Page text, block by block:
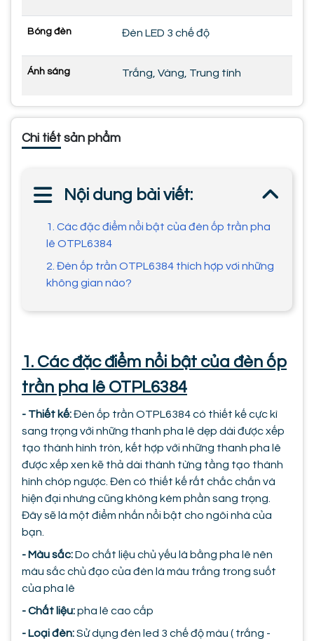
Bóng đèn Đèn LED 3 chế độ
Ánh sáng Trắng, Vàng, Trung tính
Chi tiết sản phẩm
Nội dung bài viết:
1. Các đặc điểm nổi bật của đèn ốp trần pha
lê OTPL6384
2. Đèn ốp trần OTPL6384 thích hợp vơi những
không gian nào?
1. Các đặc điểm nổi bật của đèn ốp
trần pha lê OTPL6384
- Thiết kế:Đèn ốp trần OTPL6384 có thiết kế cực kì
sang trọng với những thanh pha lê dẹp dài được xếp
tạo thành hình tròn, kết hợp với những thanh pha lê
được xếp xen kẽ thả dài thành từng tầng tạo thành
hình chóp ngược. Đèn có thiết kế rất chắc chắn và
hiện đại nhưng cũng không kém phần sang trọng.
Đây sẽ là một điểm nhấn nổi bật cho ngôi nhà của
bạn.
- Màu sắc:Do chất liệu chủ yếu là bằng pha lê nên
màu sắc chủ đạo của đèn là màu trắng trong suốt
của pha lê
- Chất liệu:pha lê cao cấp
- Loại đèn:Sử dụng đèn led 3 chế độ màu ( trắng -